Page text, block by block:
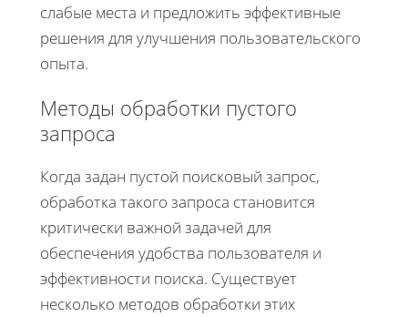
слабые места и предложить эффективные
решения для улучшения пользовательского
опыта.
Методы обработки пустого
запроса
Когда задан пустой поисковый запрос,
обработка такого запроса становится
критически важной задачей для
обеспечения удобства пользователя и
эффективности поиска. Существует
несколько методов обработки этих